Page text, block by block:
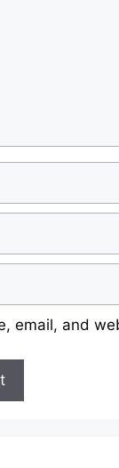
email, and